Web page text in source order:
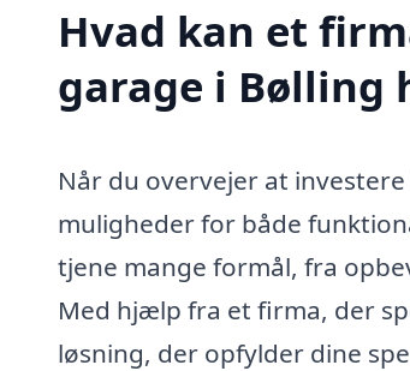
Hvad kan et
garage i Bølling
Når du overvejer at
muligheder for både
tjene mange formål, fra
Med hjælp fra et firma, der
løsning, der opfylder dine